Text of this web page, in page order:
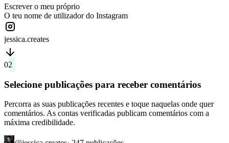
Escrever o meu próprio
O teu nome de utilizador do Instagram
02
Selecione publicações para receber comentários
Percorra as suas publicações recentes e toque naquelas onde quer
comentários. As contas verificadas publicam comentários com a
máxima credibilidade.